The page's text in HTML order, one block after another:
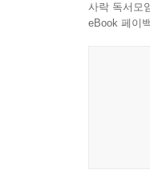
사락 독서모
eBook 페이